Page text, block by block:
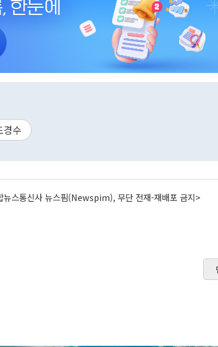
경수
뉴스통신사 뉴스핌(Newspim), 무단 전재-재배포 금지>